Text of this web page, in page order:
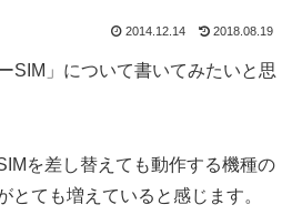
2014.12.14 2018.08.19
SIM」について書いてみたいと思
を差し替えても動作する機種の
とても増えていると感じます。